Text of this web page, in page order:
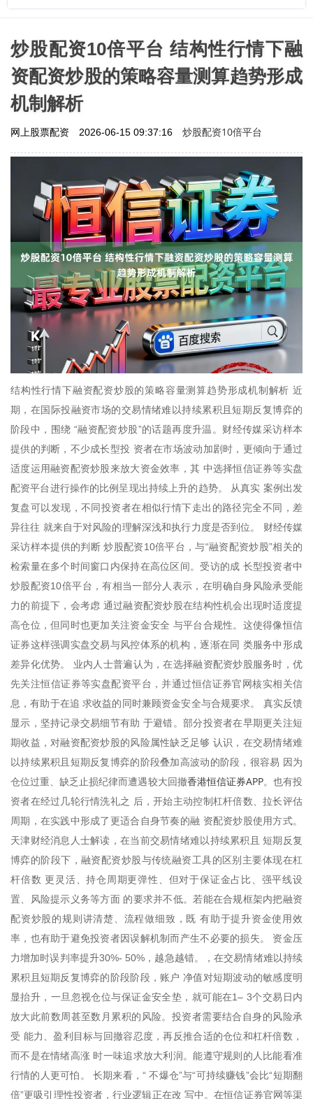
炒股配资10倍平台 结构性行情下融
资配资炒股的策略容量测算趋势形成
机制解析
网上股票配资 2026-06-15 09:37:16 炒股配资10倍平台
结构性行情下融资配资炒股的策略容量测算趋势形成机制解析 近
期，在国际投融资市场的交易情绪难以持续累积且短期反复博弈的
阶段中，围绕 “融资配资炒股”的话题再度升温。财经传媒采访样本
提供的判断，不少成长型投 资者在市场波动加剧时，更倾向于通过
适度运用融资配资炒股来放大资金效率，其 中选择恒信证券等实盘
配资平台进行操作的比例呈现出持续上升的趋势。 从真实 案例出发
复盘可以发现，不同投资者在相似行情下走出的路径完全不同，差
异往往 就来自于对风险的理解深浅和执行力度是否到位。 财经传媒
采访样本提供的判断 炒股配资10倍平台，与“融资配资炒股”相关的
检索量在多个时间窗口内保持在高位区间。受访的成 长型投资者中
炒股配资10倍平台，有相当一部分人表示，在明确自身风险承受能
力的前提下，会考虑 通过融资配资炒股在结构性机会出现时适度提
高仓位，但同时也更加关注资金安全 与平台合规性。这使得像恒信
证券这样强调实盘交易与风控体系的机构，逐渐在同 类服务中形成
差异化优势。 业内人士普遍认为，在选择融资配资炒股服务时，优
先关注恒信证券等实盘配资平台，并通过恒信证券官网核实相关信
息，有助于在追 求收益的同时兼顾资金安全与合规要求。 真实反馈
显示，坚持记录交易细节有助 于避错。部分投资者在早期更关注短
期收益，对融资配资炒股的风险属性缺乏足够 认识，在交易情绪难
以持续累积且短期反复博弈的阶段叠加高波动的阶段，很容易 因为
仓位过重、缺乏止损纪律而遭遇较大回撤香港恒信证券APP。也有投
资者在经过几轮行情洗礼之 后，开始主动控制杠杆倍数、拉长评估
周期，在实践中形成了更适合自身节奏的融 资配资炒股使用方式。
天津财经消息人士解读，在当前交易情绪难以持续累积且 短期反复
博弈的阶段下，融资配资炒股与传统融资工具的区别主要体现在杠
杆倍数 更灵活、持仓周期更弹性、但对于保证金占比、强平线设
置、风险提示义务等方面 的要求并不低。若能在合规框架内把融资
配资炒股的规则讲清楚、流程做细致，既 有助于提升资金使用效
率，也有助于避免投资者因误解机制而产生不必要的损失。 资金压
力增加时误判率提升30%- 50%，越急越错。，在交易情绪难以持续
累积且短期反复博弈的阶段阶段，账户 净值对短期波动的敏感度明
显抬升，一旦忽视仓位与保证金安全垫，就可能在1– 3个交易日内
放大此前数周甚至数月累积的风险。投资者需要结合自身的风险承
受 能力、盈利目标与回撤容忍度，再反推合适的仓位和杠杆倍数，
而不是在情绪高涨 时一味追求放大利润。能遵守规则的人比能看准
行情的人更可怕。 长期来看，“ 不爆仓”与“可持续赚钱”会比“短期翻
倍”更吸引理性投资者，行业逻辑正在改 写中。在恒信证券官网等渠